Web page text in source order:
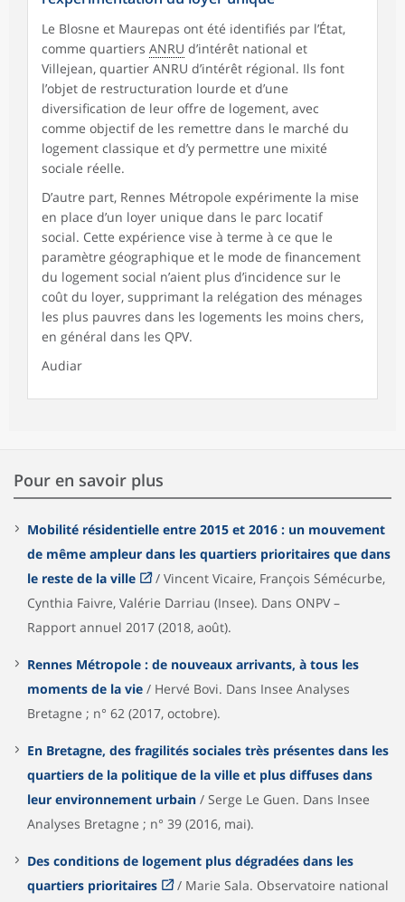
Le Blosne et Maurepas ont été identifiés par l’État,
comme quartiers ANRU d’intérêt national et
Villejean, quartier ANRU d’intérêt régional. Ils font
l’objet de restructuration lourde et d’une
diversification de leur offre de logement, avec
comme objectif de les remettre dans le marché du
logement classique et d’y permettre une mixité
sociale réelle.
D’autre part, Rennes Métropole expérimente la mise
en place d’un loyer unique dans le parc locatif
social. Cette expérience vise à terme à ce que le
paramètre géographique et le mode de financement
du logement social n’aient plus d’incidence sur le
coût du loyer, supprimant la relégation des ménages
les plus pauvres dans les logements les moins chers,
en général dans les QPV.
Audiar
Pour en savoir plus
Mobilité résidentielle entre 2015 et 2016 : un mouvement
de même ampleur dans les quartiers prioritaires que dans
le reste de la ville
/ Vincent Vicaire, François Sémécurbe,
Cynthia Faivre, Valérie Darriau (Insee). Dans ONPV –
Rapport annuel 2017 (2018, août).
Rennes Métropole : de nouveaux arrivants, à tous les
moments de la vie / Hervé Bovi. Dans Insee Analyses
Bretagne ; n° 62 (2017, octobre).
En Bretagne, des fragilités sociales très présentes dans les
quartiers de la politique de la ville et plus diffuses dans
leur environnement urbain / Serge Le Guen. Dans Insee
Analyses Bretagne ; n° 39 (2016, mai).
Des conditions de logement plus dégradées dans les
quartiers prioritaires
/ Marie Sala. Observatoire national